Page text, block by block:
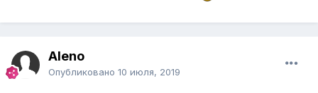
Aleno
Опубликовано 10 июля, 2019